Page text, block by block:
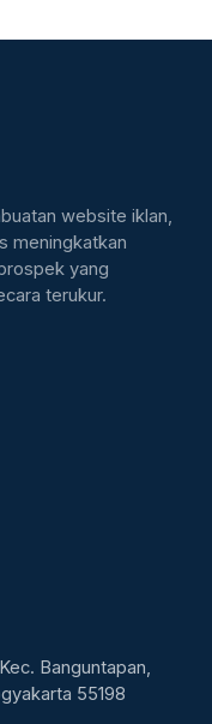
website iklan,
meningkatkan
yang
terukur.
Banguntapan,
55198